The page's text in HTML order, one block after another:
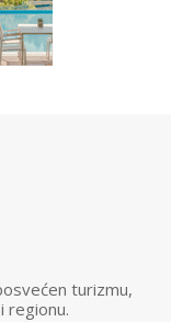
turizmu,
regionu.